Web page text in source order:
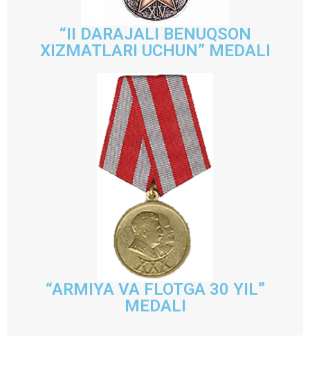
“II DARAJALI BENUQSON
XIZMATLARI UCHUN” MEDALI
“ARMIYA VA FLOTGA 30 YIL”
MEDALI